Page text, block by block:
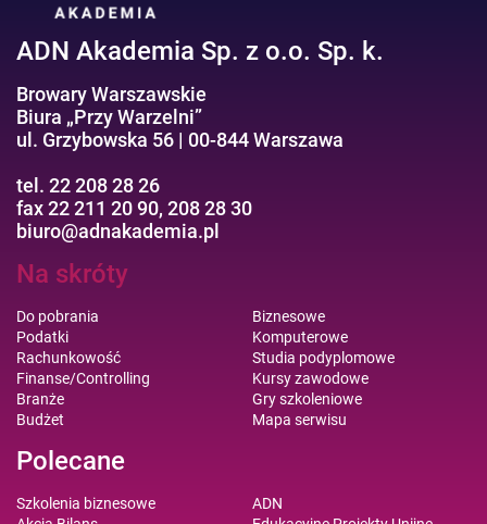
ADN Akademia Sp. z o.o. Sp. k.
Browary Warszawskie
Biura „Przy Warzelni”
ul. Grzybowska 56 | 00-844 Warszawa
tel. 22 208 28 26
fax 22 211 20 90, 208 28 30
biuro@adnakademia.pl
Na skróty
Do pobrania
Podatki
Rachunkowość
Finanse/Controlling
Branże
Budżet
Biznesowe
Komputerowe
Studia podyplomowe
Kursy zawodowe
Gry szkoleniowe
Mapa serwisu
Polecane
Szkolenia biznesowe
ADN